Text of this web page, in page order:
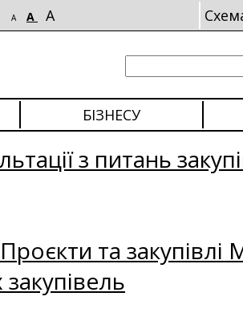
A A A
БІЗНЕСУ
з питань
та закупівлі